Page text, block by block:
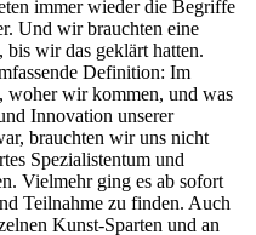
immer wieder die Begriffe
Und wir brauchten eine
bis wir das geklärt hatten.
Definition: Im
woher wir kommen, und was
Innovation unserer
brauchten wir uns nicht
Spezialistentum und
Vielmehr ging es ab sofort
Teilnahme zu finden. Auch
Kunst-Sparten und an